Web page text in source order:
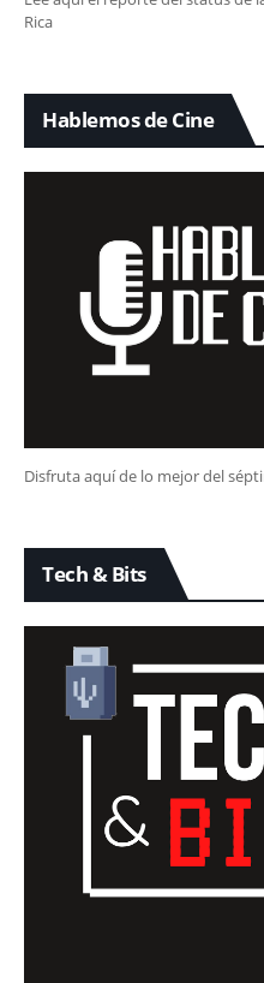
Rica
Hablemos de Cine
Disfruta aquí de lo mejor del
Tech & Bits